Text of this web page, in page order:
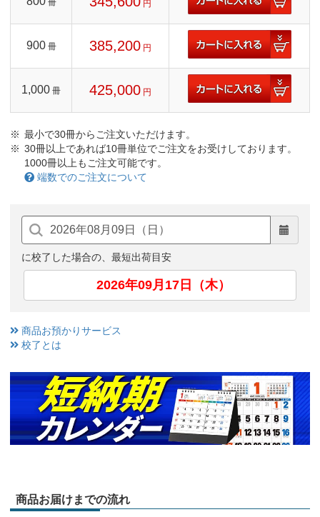
冊 円
900 冊 385,200 円
1,000 冊 425,000 円
最小で30冊からご注文いただけます。
30冊以上であれば10冊単位でご注文をお受けしております。
1000冊以上もご注文可能です。
端数でのご注文について
に校了した場合の、最短出荷目安
2026年09月17日（木）
商品お預かりサービス
校了とは
商品お届けまでの流れ